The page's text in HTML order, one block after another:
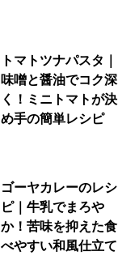
トマトツナパスタ｜
味噌と醤油でコク深
く！ミニトマトが決
め手の簡単レシピ
ゴーヤカレーのレシ
ピ｜牛乳でまろや
か！苦味を抑えた食
べやすい和風仕立て